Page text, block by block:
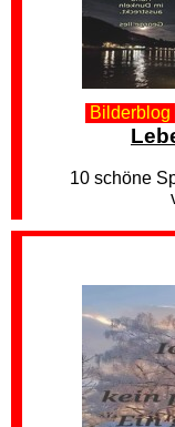
Bilderblog
10 schöne